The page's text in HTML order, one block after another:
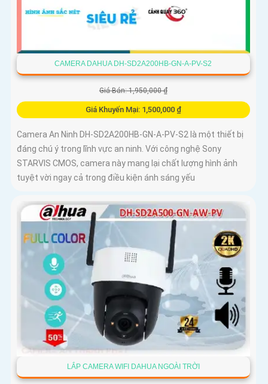
CAMERA DAHUA DH-SD2A200HB-GN-A-PV-S2
Giá Bán: 1,950,000 ₫
Giá Khuyến Mại: 1,500,000 ₫
Camera An Ninh DH-SD2A200HB-GN-A-PV-S2 là một thiết bị
đáng chú ý trong lĩnh vực an ninh. Với công nghệ Sony
STARVIS CMOS, camera này mang lại chất lượng hình ảnh
tuyệt vời ngay cả trong điều kiện ánh sáng yếu
LẮP CAMERA WIFI DAHUA NGOÀI TRỜI